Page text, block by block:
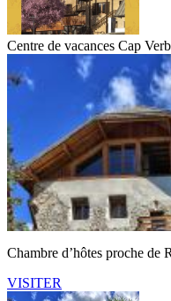
Centre de vacances Cap Verb
Chambre d’hôtes proche
VISITER